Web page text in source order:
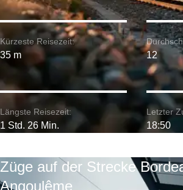
Kürzeste Reisezeit:
35 m
Längste Reisezeit:
1 Std. 26 Min.
12
Letzter
18:50
Züge auf der Strecke
Angoulême